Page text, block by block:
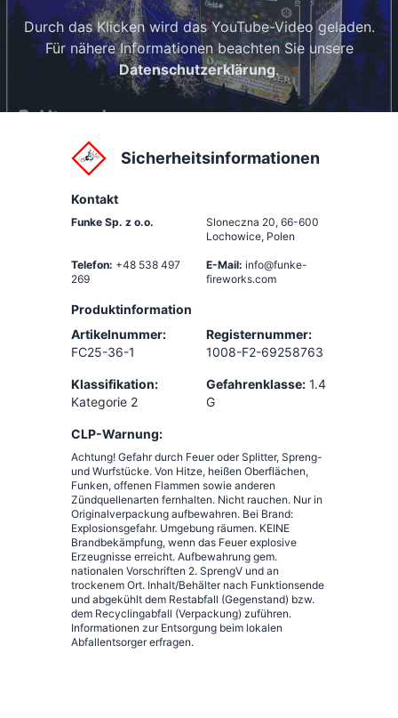
Durch das Klicken wird das YouTube-Video geladen.
Für nähere Informationen beachten Sie unsere
Datenschutzerklärung.
Sicherheitsinformationen
Kontakt
Funke Sp. z o.o. Sloneczna 20, 66-600
Lochowice, Polen
Telefon: +48 538 497
269
E-Mail: info@funke-
fireworks.com
Produktinformation
Artikelnummer:
FC25-36-1
Registernummer:
1008-F2-69258763
Klassifikation:
Kategorie 2
Gefahrenklasse: 1.4
G
CLP-Warnung:
Achtung! Gefahr durch Feuer oder Splitter, Spreng-
und Wurfstücke. Von Hitze, heißen Oberflächen,
Funken, offenen Flammen sowie anderen
Zündquellenarten fernhalten. Nicht rauchen. Nur in
Originalverpackung aufbewahren. Bei Brand:
Explosionsgefahr. Umgebung räumen. KEINE
Brandbekämpfung, wenn das Feuer explosive
Erzeugnisse erreicht. Aufbewahrung gem.
nationalen Vorschriften 2. SprengV und an
trockenem Ort. Inhalt/Behälter nach Funktionsende
und abgekühlt dem Restabfall (Gegenstand) bzw.
dem Recyclingabfall (Verpackung) zuführen.
Informationen zur Entsorgung beim lokalen
Abfallentsorger erfragen.